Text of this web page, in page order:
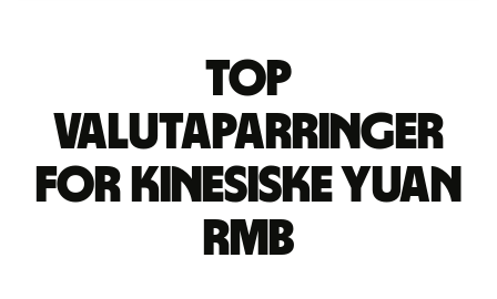
Top
valutaparringer
for kinesiske yuan
rmb